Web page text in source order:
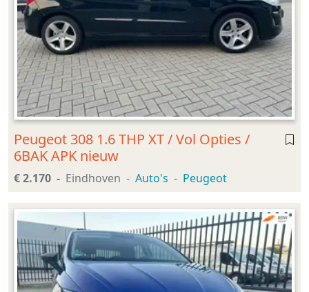
Peugeot 308 1.6 THP XT / Vol Opties /
6BAK APK nieuw
€ 2.170 Eindhoven Auto's Peugeot